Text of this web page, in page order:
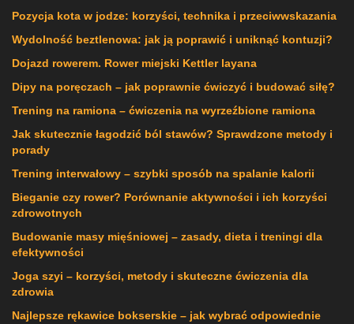
Pozycja kota w jodze: korzyści, technika i przeciwwskazania
Wydolność beztlenowa: jak ją poprawić i uniknąć kontuzji?
Dojazd rowerem. Rower miejski Kettler layana
Dipy na poręczach – jak poprawnie ćwiczyć i budować siłę?
Trening na ramiona – ćwiczenia na wyrzeźbione ramiona
Jak skutecznie łagodzić ból stawów? Sprawdzone metody i
porady
Trening interwałowy – szybki sposób na spalanie kalorii
Bieganie czy rower? Porównanie aktywności i ich korzyści
zdrowotnych
Budowanie masy mięśniowej – zasady, dieta i treningi dla
efektywności
Joga szyi – korzyści, metody i skuteczne ćwiczenia dla
zdrowia
Najlepsze rękawice bokserskie – jak wybrać odpowiednie